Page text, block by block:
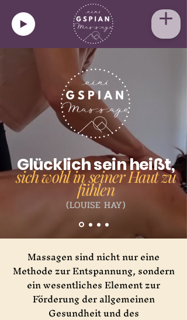
Glücklich sein heißt,
sich wohl in seiner Haut zu
fühlen
(LOUISE HAY)
Massagen sind nicht nur eine
Methode zur Entspannung, sondern
ein wesentliches Element zur
Förderung der allgemeinen
Gesundheit und des